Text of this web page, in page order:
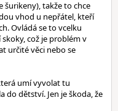
šurikeny), takže to chce
vhod u nepřátel, kteří
Ovládá se to vcelku
což je problém v
určité věci nebo se
umí vyvolat tu
dětství. Jen je škoda, že